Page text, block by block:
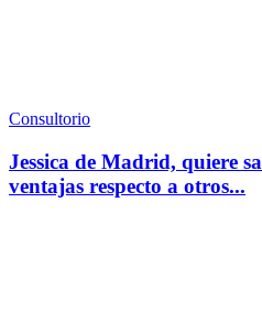
Consultorio
Jessica de Madrid, quiere
ventajas respecto a otros...